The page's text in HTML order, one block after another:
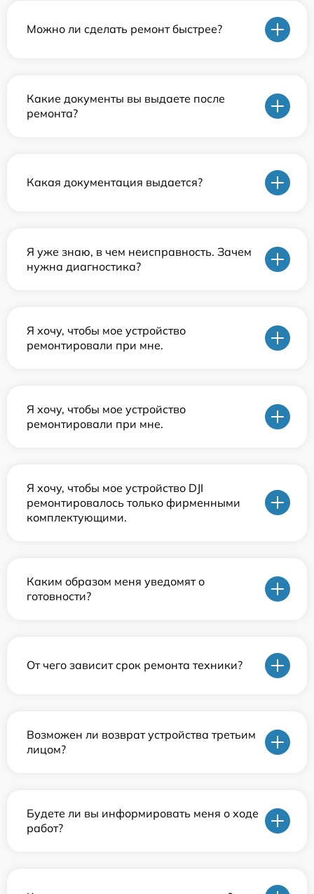
Можно ли сделать ремонт быстрее?
Какие документы вы выдаете после
ремонта?
Какая документация выдается?
Я уже знаю, в чем неисправность. Зачем
нужна диагностика?
Я хочу, чтобы мое устройство
ремонтировали при мне.
Я хочу, чтобы мое устройство
ремонтировали при мне.
Я хочу, чтобы мое устройство DJI
ремонтировалось только фирменными
комплектующими.
Каким образом меня уведомят о
готовности?
От чего зависит срок ремонта техники?
Возможен ли возврат устройства третьим
лицом?
Будете ли вы информировать меня о ходе
работ?